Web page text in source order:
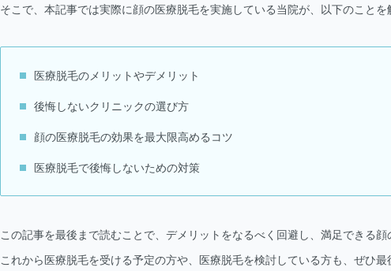
そこで、本記事では実際に顔の医療脱毛を実施している当院が、以下のことを
医療脱毛のメリットやデメリット
後悔しないクリニックの選び方
顔の医療脱毛の効果を最大限高めるコツ
医療脱毛で後悔しないための対策
この記事を最後まで読むことで、デメリットをなるべく回避し、満足できる顔
これから医療脱毛を受ける予定の方や、医療脱毛を検討している方も、ぜひ最